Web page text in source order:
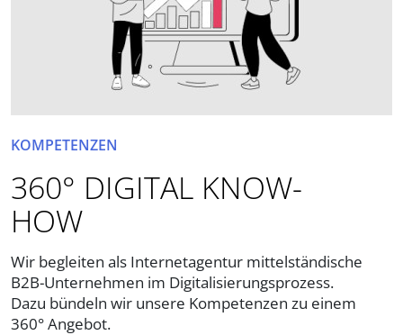
KOMPETENZEN
360° DIGITAL KNOW-
HOW
Wir begleiten als Internetagentur mittelständische
B2B-Unternehmen im Digitalisierungsprozess.
Dazu bündeln wir unsere Kompetenzen zu einem
360° Angebot.